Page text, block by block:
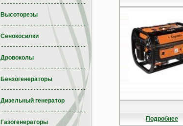
Подробнее
Высоторезы
Сенокосилки
Дровоколы
Бензогенераторы
Дизельный генератор
Газогенераторы